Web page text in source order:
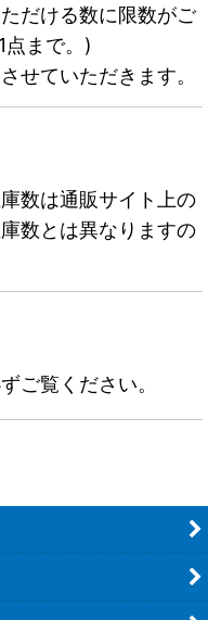
だける数に限数がご
点まで。)
せていただきます。
数は通販サイト上の
数とは異なりますの
ご覧ください。